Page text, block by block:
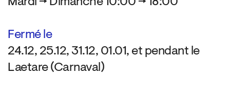
Fermé le
24.12, 25.12, 31.12, 01.01, et pendant le
Laetare (Carnaval)